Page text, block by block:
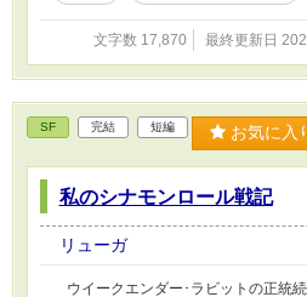
文字数 17,870 最終更新日
SF 完結 短編 お気に入
私のシナモンロール戦記
リューガ
ウイークエンダー･ラビットの正統